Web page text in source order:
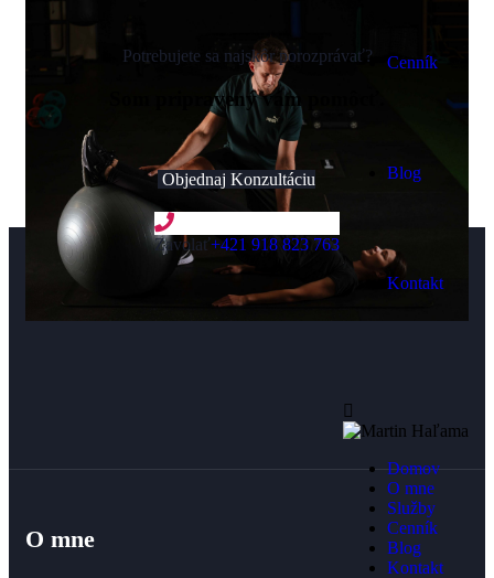
Cenník
Blog
Kontakt
Domov
O mne
Služby
Cenník
Blog
Kontakt
Potrebujete sa najskôr porozprávať?
Som pripravený vám pomôcť.
Objednaj Konzultáciu
Zavolať+421 918 823 763
O mne